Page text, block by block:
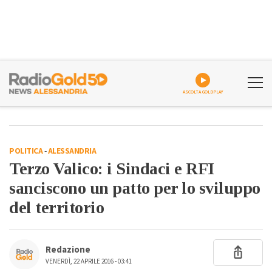
ASCOLTA GOLDPLAY
POLITICA-ALESSANDRIA
Terzo Valico: i Sindaci e RFI
sanciscono un patto per lo sviluppo
del territorio
Redazione
VENERDÌ, 22 APRILE 2016 - 03:41